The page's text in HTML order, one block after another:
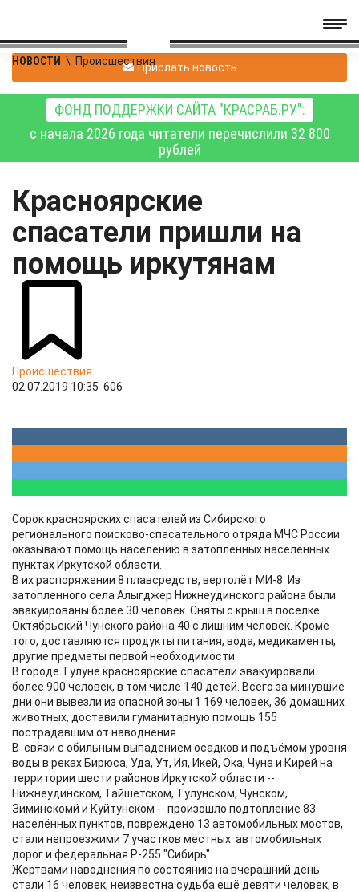
НОВОСТИ \ ПроисшествияПрислать новость
ФОНД ПОДДЕРЖКИ САЙТА "КРАСРАБ.РУ":
с начала 2026 года читатели перечислили 32 800
рублей
Красноярские
спасатели пришли на
помощь иркутянам
Происшествия
02.07.2019 10:35 606
Сорок красноярских спасателей из Сибирского
регионального поисково-спасательного отряда МЧС России
оказывают помощь населению в затопленных населённых
пунктах Иркутской области.
В их распоряжении 8 плавсредств, вертолёт МИ-8. Из
затопленного села Алыгджер Нижнеудинского района были
эвакуированы более 30 человек. Сняты с крыш в посёлке
Октябрьский Чунского района 40 с лишним человек. Кроме
того, доставляются продукты питания, вода, медикаменты,
другие предметы первой необходимости.
В городе Тулуне красноярские спасатели эвакуировали
более 900 человек, в том числе 140 детей. Всего за минувшие
дни они вывезли из опасной зоны 1 169 человек, 36 домашних
животных, доставили гуманитарную помощь 155
пострадавшим от наводнения.
В связи с обильным выпадением осадков и подъёмом уровня
воды в реках Бирюса, Уда, Ут, Ия, Икей, Ока, Чуна и Кирей на
территории шести районов Иркутской области --
Нижнеудинском, Тайшетском, Тулунском, Чунском,
Зиминскомй и Куйтунском -- произошло подтопление 83
населённых пунктов, повреждено 13 автомобильных мостов,
стали непроезжими 7 участков местных автомобильных
дорог и федеральная Р-255 "Сибирь".
Жертвами наводнения по состоянию на вчерашний день
стали 16 человек, неизвестна судьба ещё девяти человек, в